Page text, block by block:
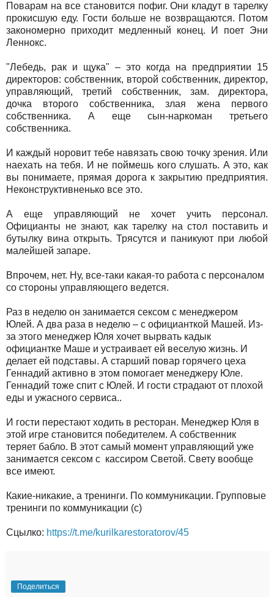
Поварам на все становится пофиг. Они кладут в тарелку
прокисшую еду. Гости больше не возвращаются. Потом
закономерно приходит медленный конец. И поет Эни
Леннокс.
"Лебедь, рак и щука" – это когда на предприятии 15
директоров: собственник, второй собственник, директор,
управляющий, третий собственник, зам. директора,
дочка второго собственника, злая жена первого
собственника. А еще сын-наркоман третьего
собственника.
И каждый норовит тебе навязать свою точку зрения. Или
наехать на тебя. И не поймешь кого слушать. А это, как
вы понимаете, прямая дорога к закрытию предприятия.
Неконструктивненько все это.
А еще управляющий не хочет учить персонал.
Официанты не знают, как тарелку на стол поставить и
бутылку вина открыть. Трясутся и паникуют при любой
малейшей запаре.
Впрочем, нет. Ну, все-таки какая-то работа с персоналом
со стороны управляющего ведется.
Раз в неделю он занимается сексом с менеджером
Юлей. А два раза в неделю – с официанткой Машей. Из-
за этого менеджер Юля хочет вырвать кадык
официантке Маше и устраивает ей веселую жизнь. И
делает ей подставы. А старший повар горячего цеха
Геннадий активно в этом помогает менеджеру Юле.
Геннадий тоже спит с Юлей. И гости страдают от плохой
еды и ужасного сервиса..
И гости перестают ходить в ресторан. Менеджер Юля в
этой игре становится победителем. А собственник
теряет бабло. В этот самый момент управляющий уже
занимается сексом с кассиром Светой. Свету вообще
все имеют.
Какие-никакие, а тренинги. По коммуникации. Групповые
тренинги по коммуникации (с)
Сцылко: https://t.me/kurilkarestoratorov/45
Поделиться